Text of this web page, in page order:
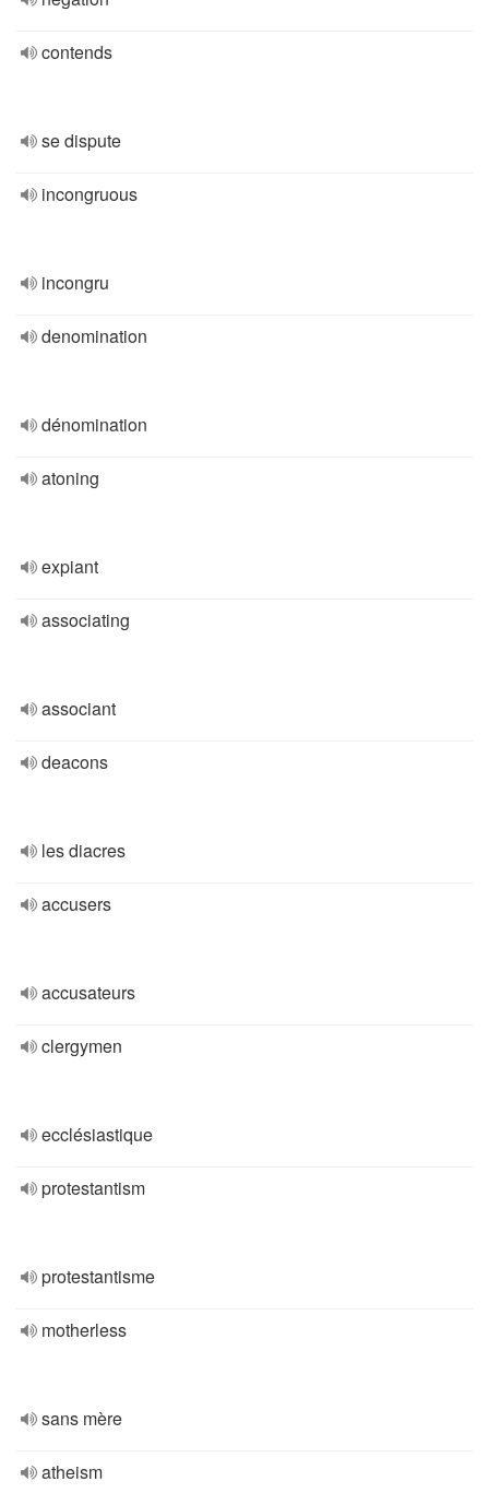
contends
se dispute
incongruous
incongru
denomination
dénomination
atoning
expiant
associating
associant
deacons
les diacres
accusers
accusateurs
clergymen
ecclésiastique
protestantism
protestantisme
motherless
sans mère
atheism